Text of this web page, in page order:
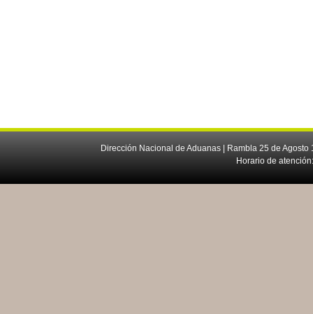
Dirección Nacional de Aduanas | Rambla 25 de
Horario de